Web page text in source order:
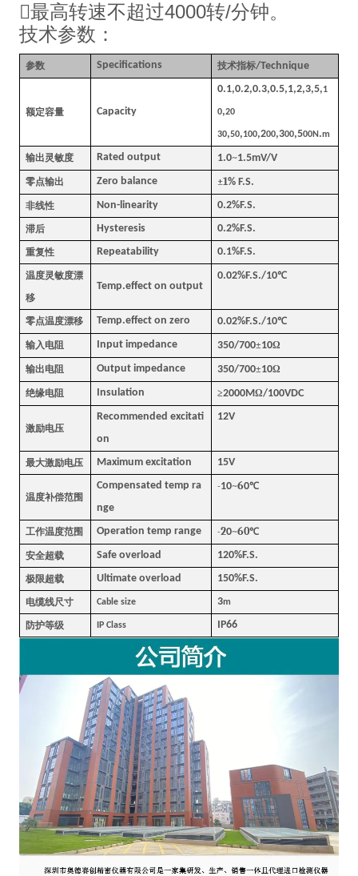
最高转速不超过4000转/分钟。
技术参数：
参数 Specifications 技术指标/Technique
额定容量 Capacity
0.1,0.2,0.3,0.5,1,2,3,5,1
0,20
30,50,100,200,300,500N.m
输出灵敏度 Rated output 1.0~1.5mV/V
零点输出 Zero balance ±1% F.S.
非线性 Non-linearity 0.2%F.S.
滞后 Hysteresis 0.2%F.S.
重复性 Repeatability 0.1%F.S.
温度灵敏度漂
移
Temp.effect on output
0.02%F.S./10℃
零点温度漂移 Temp.effect on zero 0.02%F.S./10℃
输入电阻 Input impedance 350/700±10Ω
输出电阻 Output impedance 350/700±10Ω
绝缘电阻 Insulation ≥2000MΩ/100VDC
激励电压
Recommended excitati
on
12V
最大激励电压 Maximum excitation 15V
温度补偿范围
Compensated temp ra
nge
-10~60℃
工作温度范围 Operation temp range -20~60℃
安全超载 Safe overload 120%F.S.
极限超载 Ultimate overload 150%F.S.
电缆线尺寸 Cable size 3m
防护等级 IP Class IP66